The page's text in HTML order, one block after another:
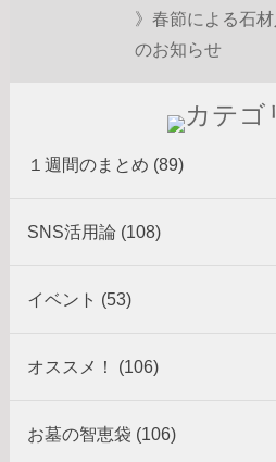
》春節による石
のお知らせ
１週間のまとめ (89)
SNS活用論 (108)
イベント (53)
オススメ！ (106)
お墓の智恵袋 (106)